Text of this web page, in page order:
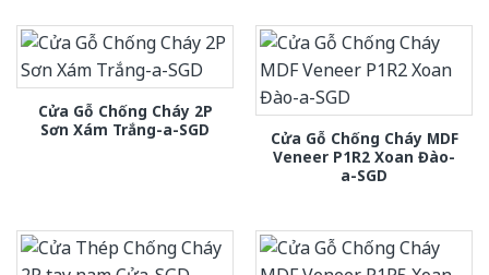
Cửa Gỗ Chống Cháy 2P
Sơn Xám Trắng-a-SGD
Cửa Gỗ Chống Cháy MDF
Veneer P1R2 Xoan Đào-
a-SGD